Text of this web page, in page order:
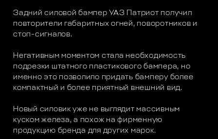
Задний силовой бампер УАЗ Патриот получил
повторители габаритных огней, поворотников и
стоп-сигналов.
Негативным моментом стала необходимость
подрезки штатного пластикового бампера, но
именно это позволило придать бамперу более
компактный и более приятный внешний вид.
Новый силовик уже не выглядит массивным
куском железа, а похож на фирменную
продукцию бренда для других марок.